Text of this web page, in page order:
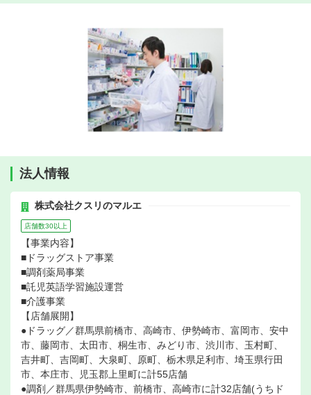
法人情報
株式会社クスリのマルエ
店舗数30以上
【事業内容】
■ドラッグストア事業
■調剤薬局事業
■託児英語学習施設運営
■介護事業
【店舗展開】
●ドラッグ／群馬県前橋市、高崎市、伊勢崎市、富岡市、安中
市、藤岡市、太田市、桐生市、みどり市、渋川市、玉村町、
吉井町、吉岡町、大泉町、原町、栃木県足利市、埼玉県行田
市、本庄市、児玉郡上里町に計55店舗
●調剤／群馬県伊勢崎市、前橋市、高崎市に計32店舗(うちド